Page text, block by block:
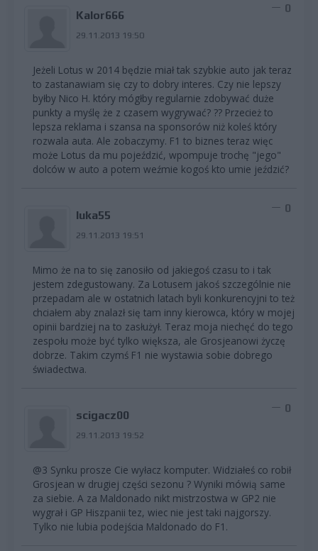
Kalor666
29.11.2013 19:50
0
Jeżeli Lotus w 2014 będzie miał tak szybkie auto jak teraz
to zastanawiam się czy to dobry interes. Czy nie lepszy
byłby Nico H. który mógłby regularnie zdobywać duże
punkty a myślę że z czasem wygrywać? ?? Przecież to
lepsza reklama i szansa na sponsorów niż koleś który
rozwala auta. Ale zobaczymy. F1 to biznes teraz więc
może Lotus da mu pojeździć, wpompuje trochę "jego"
dolców w auto a potem weźmie kogoś kto umie jeździć?
luka55
29.11.2013 19:51
0
Mimo że na to się zanosiło od jakiegoś czasu to i tak
jestem zdegustowany. Za Lotusem jakoś szczególnie nie
przepadam ale w ostatnich latach byli konkurencyjni to też
chciałem aby znalazł się tam inny kierowca, który w mojej
opinii bardziej na to zasłużył. Teraz moja niechęć do tego
zespołu może być tylko większa, ale Grosjeanowi życzę
dobrze. Takim czymś F1 nie wystawia sobie dobrego
świadectwa.
scigacz00
29.11.2013 19:52
0
@3 Synku prosze Cie wyłacz komputer. Widziałeś co robił
Grosjean w drugiej części sezonu ? Wyniki mówią same
za siebie. A za Maldonado nikt mistrzostwa w GP2 nie
wygrał i GP Hiszpanii tez, wiec nie jest taki najgorszy.
Tylko nie lubia podejścia Maldonado do F1.